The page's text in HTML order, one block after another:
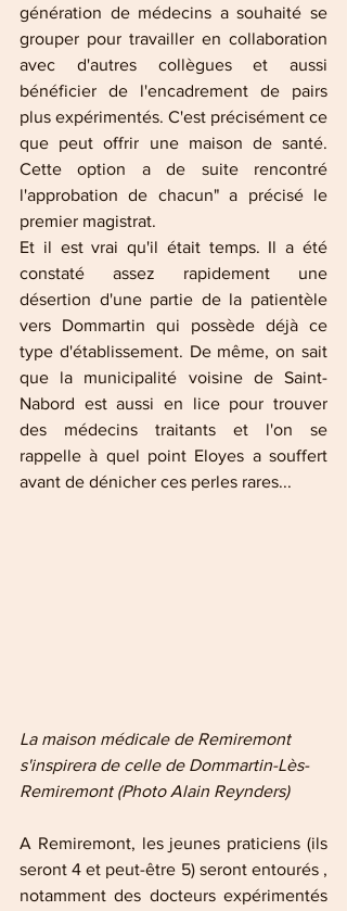
génération de médecins a souhaité se
grouper pour travailler en collaboration
avec d'autres collègues et aussi
bénéficier de l'encadrement de pairs
plus expérimentés. C'est précisément ce
que peut offrir une maison de santé.
Cette option a de suite rencontré
l'approbation de chacun" a précisé le
premier magistrat.
Et il est vrai qu'il était temps. Il a été
constaté assez rapidement une
désertion d'une partie de la patientèle
vers Dommartin qui possède déjà ce
type d'établissement. De même, on sait
que la municipalité voisine de Saint-
Nabord est aussi en lice pour trouver
des médecins traitants et l'on se
rappelle à quel point Eloyes a souffert
avant de dénicher ces perles rares...
La maison médicale de Remiremont
s'inspirera de celle de Dommartin-Lès-
Remiremont (Photo Alain Reynders)
A Remiremont, les jeunes praticiens (ils
seront 4 et peut-être 5) seront entourés ,
notamment des docteurs expérimentés